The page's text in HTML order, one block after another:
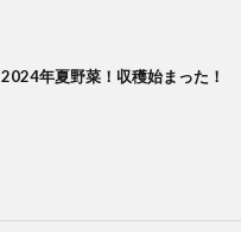
2024年夏野菜！収穫始まった！